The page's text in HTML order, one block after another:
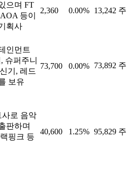
으며 FT
등이
획사
2,360 0.00% 13,242 주
인먼트
슈퍼주니
기, 레드
보유
73,700 0.00% 73,892 주
사로 음악
판하며
핑크 등
40,600 1.25% 95,829 주